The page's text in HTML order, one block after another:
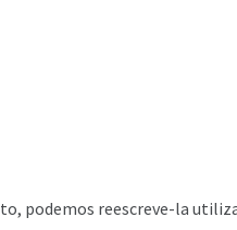
podemos reescreve-la